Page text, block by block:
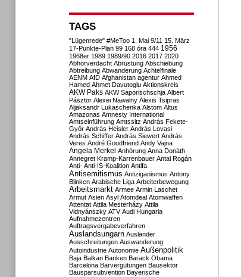
TAGS
"Lügenrede" #MeToo 1. Mai 9/11 15. März
17-Punkte-Plan 99 168 óra 444 1956
1968er 1989 1989/90 2016 2017 2020
Abhörverdacht Abrüstung Abschiebung
Abtreibung Abwanderung Achtelfinale
AENM AfD Afghanistan agentur Ahmed
Hamed Ahmet Davutoglu Aktionskreis
AKW Paks AKW Saporischschja Albert
Pásztor Alexei Nawalny Alexis Tsipras
Aljaksandr Lukaschenka Alstom Altus
Amazonas Amnesty International
Amtseinführung Amtssitz András Fekete-
Győr András Heisler András Lovasi
András Schiffer András Siewert András
Veres André Goodfriend Andy Vajna
Angela Merkel Anhörung Anna Donáth
Annegret Kramp-Karrenbauer Antal Rogán
Anti- Anti-IS-Koalition Antifa
Antisemitismus Antiziganismus Antony
Blinken Arabische Liga Arbeiterbewegung
Arbeitsmarkt Armee Armin Laschet
Armut Asien Asyl Atomdeal Atomwaffen
Attentat Attila Mesterházy Attila
Vidnyánszky ATV Audi Hungaria
Aufnahmezentren
Auftragsvergabeverfahren
Auslandsungarn Ausländer
Ausschreitungen Auswanderung
Autoindustrie Autonomie Außenpolitik
Baja Balkan Banken Barack Obama
Barcelona Barvergütungen Bausektor
Bausparsubvention Bayerische